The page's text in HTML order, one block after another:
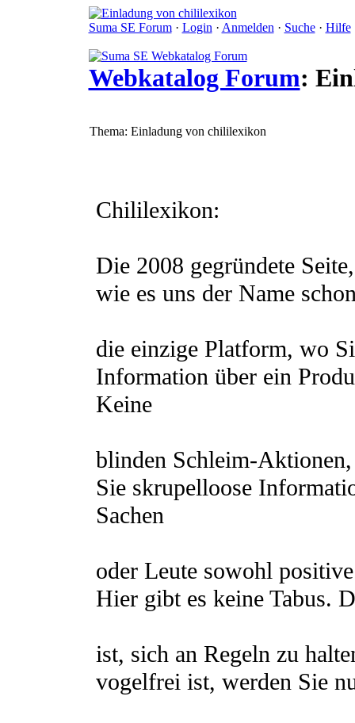
Suma SE Forum· Login · Anmelden · Suche· Hilfe
Webkatalog Forum:
Thema: Einladung von chililexikon
Chililexikon:
Die 2008 gegründete
wie es uns der Name
die einzige Platform, wo
Information über ein
Keine
blinden Schleim-
Sie skrupelloose
Sachen
oder Leute sowohl
Hier gibt es keine Tabus.
ist, sich an Regeln zu
vogelfrei ist, werden Sie